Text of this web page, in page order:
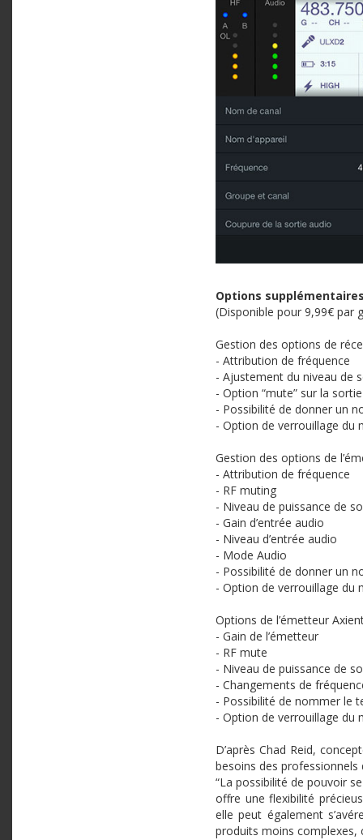
Options
(Disponible pour 9,99€ par
Gestion des options de
- Attribution de fréquence
- Ajustement du niveau de
- Option “mute” sur la
- Possibilité de donner un
- Option de verrouillage du
Gestion des options de
- Attribution de fréquence
- RF muting
- Niveau de puissance de
- Gain d’entrée audio
- Niveau d’entrée audio
- Mode Audio
- Possibilité de donner un
- Option de verrouillage du
Options de l’émetteur
- Gain de l’émetteur
- RF mute
- Niveau de puissance de
- Changements de
- Possibilité de nommer le
- Option de verrouillage du
D’après Chad Reid,
besoins des professionnels
“La possibilité de pouvoir
offre une flexibilité
elle peut également
produits moins complexes,